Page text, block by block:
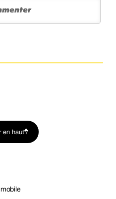
en haut